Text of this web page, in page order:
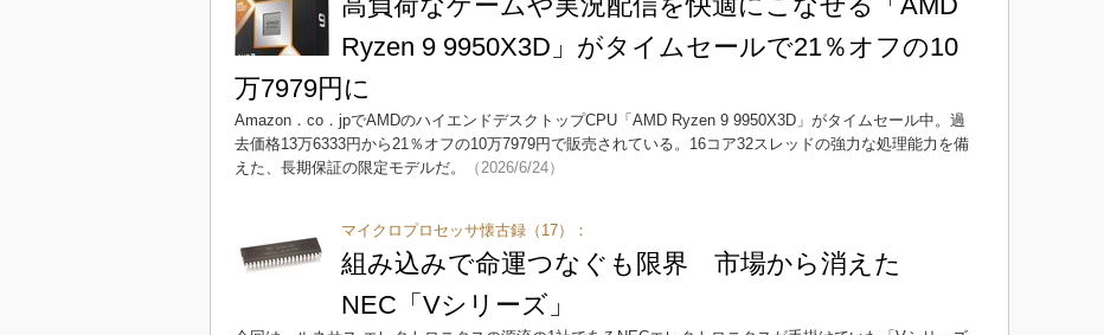
Ryzen 9 9950X3D」がタイムセールで21％オフの10
万7979円に
Amazon．co．jpでAMDのハイエンドデスクトップCPU「AMD Ryzen 9 9950X3D」がタイムセール中。過
去価格13万6333円から21％オフの10万7979円で販売されている。16コア32スレッドの強力な処理能力を備
えた、長期保証の限定モデルだ。
（2026/6/24）
マイクロプロセッサ懐古録（17）：
組み込みで命運つなぐも限界 市場から消えた
NEC「Vシリーズ」